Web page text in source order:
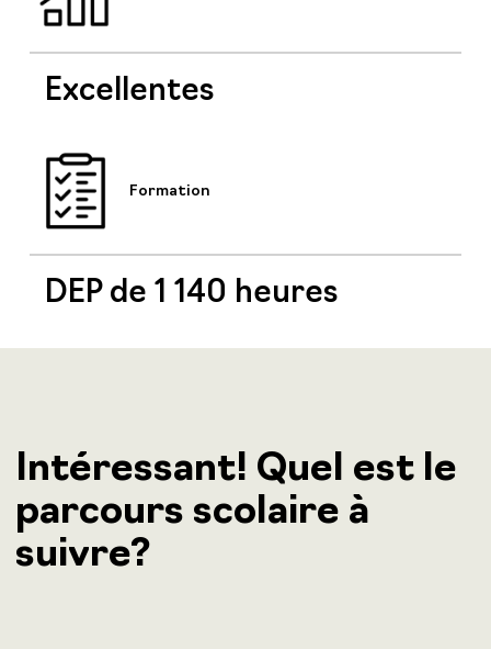
Excellentes
Formation
DEP de 1 140 heures
Intéressant! Quel est le
parcours scolaire à
suivre?